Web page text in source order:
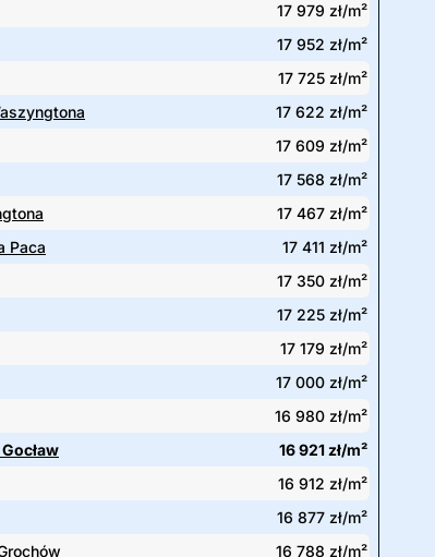
17 979 zł/m²
17 952 zł/m²
17 725 zł/m²
17 622 zł/m²
17 609 zł/m²
17 568 zł/m²
17 467 zł/m²
Paca
17 411 zł/m²
17 350 zł/m²
17 225 zł/m²
17 179 zł/m²
17 000 zł/m²
16 980 zł/m²
16 921 zł/m²
16 912 zł/m²
16 877 zł/m²
16 788 zł/m²